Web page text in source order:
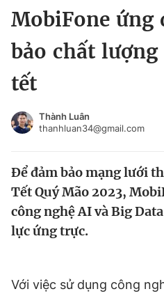
Chuyên mục khác
Video
Sản phẩm khác
Đổi mật khẩu
Tin đã lưu
Đăng xuất
MobiFone ứng
bảo chất
tết
Thành Luân
thanhluan34@gmail.com
Để đảm bảo mạng lưới
Tết Quý Mão 2023,
công nghệ AI và Big
lực ứng trực.
Với việc sử dụng công